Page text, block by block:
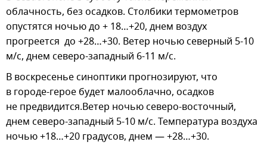
облачность, без осадков. Столбики термометров
опустятся ночью до + 18…+20, днем воздух
прогреется до +28…+30. Ветер ночью северный 5-10
м/с, днем северо-западный 6-11 м/с.
В воскресенье синоптики прогнозируют, что
в городе-герое будет малооблачно, осадков
не предвидится.Ветер ночью северо-восточный,
днем северо-западный 5-10 м/с. Температура воздуха
ночью +18…+20 градусов, днем — +28…+30.